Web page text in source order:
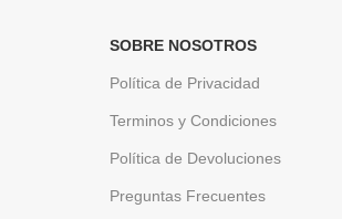
SOBRE NOSOTROS
Política de Privacidad
Terminos y Condiciones
Política de Devoluciones
Preguntas Frecuentes